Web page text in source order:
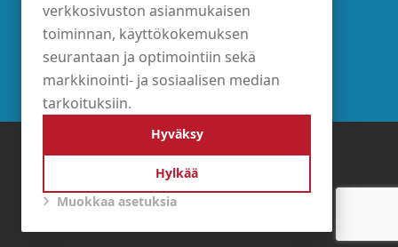
verkkosivuston asianmukaisen
toiminnan, käyttökokemuksen
seurantaan ja optimointiin sekä
markkinointi- ja sosiaalisen median
tarkoituksiin.
Hyväksy
Hylkää
Muokkaa asetuksia
Käyttöehdot
Tietosuojakäytäntö
Evästekäytäntö
KvK 24368127